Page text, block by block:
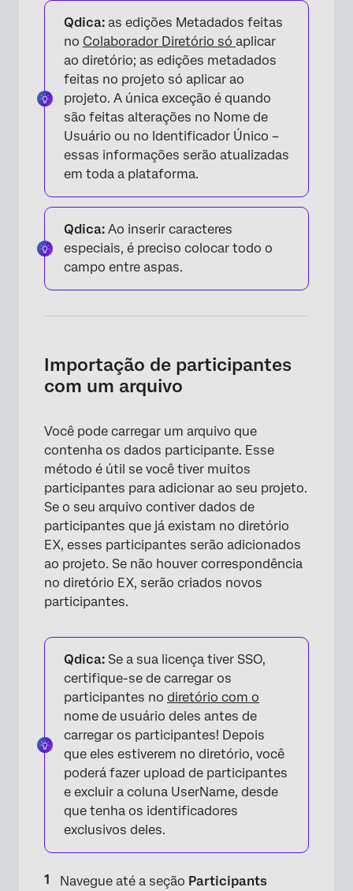
Qdica: as edições Metadados feitas
no Colaborador Diretório só aplicar
ao diretório; as edições metadados
feitas no projeto só aplicar ao
projeto. A única exceção é quando
são feitas alterações no Nome de
Usuário ou no Identificador Único –
essas informações serão atualizadas
em toda a plataforma.
Qdica: Ao inserir caracteres
especiais, é preciso colocar todo o
campo entre aspas.
Importação de participantes
com um arquivo
Você pode carregar um arquivo que
contenha os dados participante. Esse
método é útil se você tiver muitos
participantes para adicionar ao seu projeto.
Se o seu arquivo contiver dados de
participantes que já existam no diretório
EX, esses participantes serão adicionados
ao projeto. Se não houver correspondência
no diretório EX, serão criados novos
participantes.
Qdica: Se a sua licença tiver SSO,
certifique-se de carregar os
participantes no diretório com o
nome de usuário deles antes de
carregar os participantes! Depois
que eles estiverem no diretório, você
poderá fazer upload de participantes
e excluir a coluna UserName, desde
que tenha os identificadores
exclusivos deles.
Navegue até a seção Participants